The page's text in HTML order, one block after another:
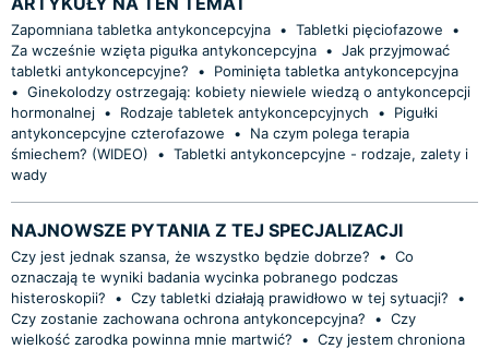
Zapomniana tabletka antykoncepcyjna • Tabletki pięciofazowe
•
Za wcześnie wzięta pigułka antykoncepcyjna • Jak przyjmować
tabletki antykoncepcyjne?
•
Pominięta tabletka antykoncepcyjna
• Ginekolodzy ostrzegają: kobiety niewiele wiedzą o antykoncepcji
hormonalnej • Rodzaje tabletek antykoncepcyjnych •
Pigułki
antykoncepcyjne czterofazowe
•
Na czym polega terapia
śmiechem? (WIDEO)
• Tabletki antykoncepcyjne - rodzaje, zalety i
wady
NAJNOWSZE PYTANIA Z TEJ SPECJALIZACJI
Czy jest jednak szansa, że wszystko będzie dobrze? • Co
oznaczają te wyniki badania wycinka pobranego podczas
histeroskopii?
• Czy tabletki działają prawidłowo w tej sytuacji?
•
Czy zostanie zachowana ochrona antykoncepcyjna?
• Czy
wielkość zarodka powinna mnie martwić?
• Czy jestem chroniona